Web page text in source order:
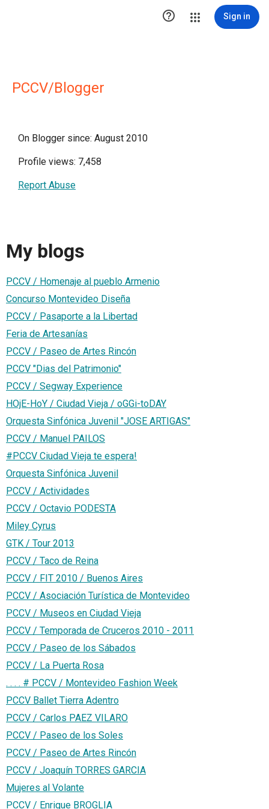
 Sign in
PCCV/Blogger
On Blogger since: August 2010
Profile views: 7,458
Report Abuse
My blogs
PCCV / Homenaje al pueblo Armenio
Concurso Montevideo Diseña
PCCV / Pasaporte a la Libertad
Feria de Artesanías
PCCV / Paseo de Artes Rincón
PCCV "Dias del Patrimonio"
PCCV / Segway Experience
HOjE-HoY / Ciudad Vieja / oGGi-toDAY
Orquesta Sinfónica Juvenil "JOSE ARTIGAS"
PCCV / Manuel PAILOS
#PCCV Ciudad Vieja te espera!
Orquesta Sinfónica Juvenil
PCCV / Actividades
PCCV / Octavio PODESTA
Miley Cyrus
GTK / Tour 2013
PCCV / Taco de Reina
PCCV / FIT 2010 / Buenos Aires
PCCV / Asociación Turística de Montevideo
PCCV / Museos en Ciudad Vieja
PCCV / Temporada de Cruceros 2010 - 2011
PCCV / Paseo de los Sábados
PCCV / La Puerta Rosa
. . . . # PCCV / Montevideo Fashion Week
PCCV Ballet Tierra Adentro
PCCV / Carlos PAEZ VILARO
PCCV / Paseo de los Soles
PCCV / Paseo de Artes Rincón
PCCV / Joaquín TORRES GARCIA
Mujeres al Volante
PCCV / Enrique BROGLIA